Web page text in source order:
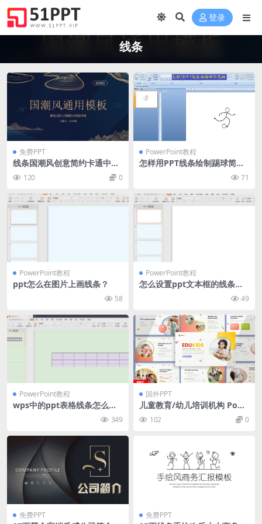
登录
线条
免费PPT
线条国潮风创意简约卡通中国
风传统节日工作汇报工作总结
通用PPT模板
120 0
PowerPoint教程
怎样用PPT线条绘制踢球简笔
71
PowerPoint教程
ppt怎么在图片上画线条？
58
PowerPoint教程
怎么设置ppt文本框的线条颜
49
PowerPoint教程
wps中的ppt表格线条怎么变
349
国外PPT
儿童教育/幼儿培训机构 Powe
rpoint 幻灯片模板 Edukids E
ducation – Powerpoint
102 0
免费PPT 免费PPT